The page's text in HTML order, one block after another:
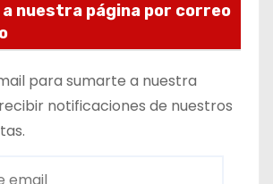
nuestra página por correo
para sumarte a nuestra
notificaciones de nuestros